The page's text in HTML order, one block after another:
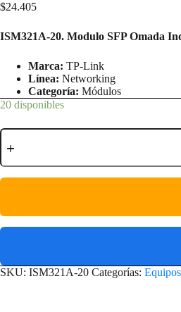
$24.405
ISM321A-20. Modulo SFP Omada
Marca: TP-Link
Línea: Networking
Categoría: Módulos
20 disponibles
SKU: ISM321A-20 Categorías: